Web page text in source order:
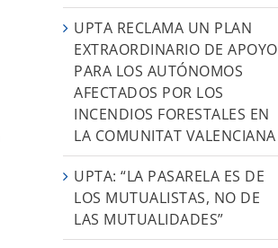
UPTA RECLAMA UN PLAN
EXTRAORDINARIO DE APOYO
PARA LOS AUTÓNOMOS
AFECTADOS POR LOS
INCENDIOS FORESTALES EN
LA COMUNITAT VALENCIANA
UPTA: “LA PASARELA ES DE
LOS MUTUALISTAS, NO DE
LAS MUTUALIDADES”